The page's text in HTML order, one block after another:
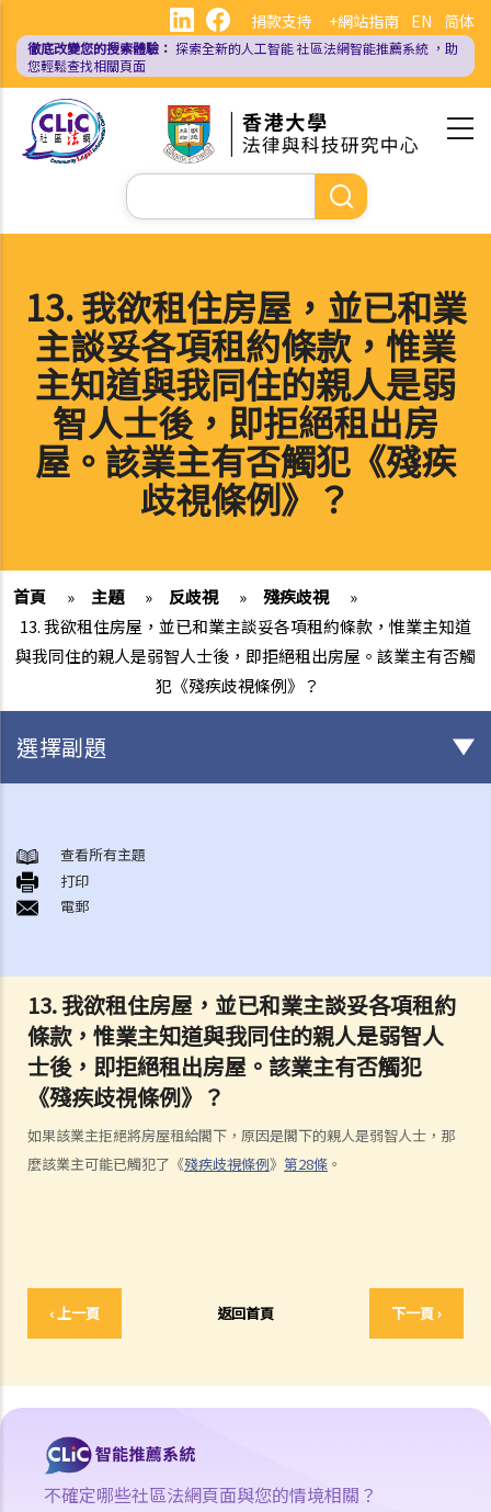
內
EN 简体
捐款支持 +網站指南
徹底改變您的搜索體驗： 探索全新的人工智能社區法網智能推薦系統 ，助
您輕鬆查找相關頁面
Search
13. 我欲租住房屋，並已和業
主談妥各項租約條款，惟業
主知道與我同住的親人是弱
智人士後，即拒絕租出房
屋。該業主有否觸犯《殘疾
歧視條例》？
首頁 » 主題 » 反歧視 » 殘疾歧視
»
13. 我欲租住房屋，並已和業主談妥各項租約條款，惟業主知道
與我同住的親人是弱智人士後，即拒絕租出房屋。該業主有否觸
犯《殘疾歧視條例》？
13. 我欲租住房屋，並已和業主談妥各項租約
條款，惟業主知道與我同住的親人是弱智人
士後，即拒絕租出房屋。該業主有否觸犯
《殘疾歧視條例》？
如果該業主拒絕將房屋租給閣下，原因是閣下的親人是弱智人士，那
麼該業主可能已觸犯了《殘疾歧視條例》 第28條 。
‹ 上一頁 返回首頁 下一頁 ›
選擇副題
1. 哪些香港法例是主要的反歧視法例?
2. 平等機會委員會（簡稱平機會）之職能是甚麼?
性別歧視
可以引用「真正的職業資格」作為性別歧視之豁免理由？
2. 就問題1 所述，如僱主被投訴或控告，他們是否需要證明「真正的職
業資格」確實存在，才可以免除性別歧視之法律責任？如在有關工作中
只有部分職務是以性別為「真正的職業資格」，情況會否不同？
3. 年齡如何會與性別歧視有關連？如在求職或購買貨品（或服務）時將
不同的年齡要求引用於男性及女性求職者或顧客，是否違法？
4. 怎樣為之性騷擾？《性別歧視條例》是否監管到在所有環境或場所發
7. 甚麼是婚姻狀況歧視？
8. 僱主可否因求職者懷孕而不予錄用？
作證而同樣受到歧視，是否亦可以提出投訴？
殘疾歧視
查看所有主題
打印
電郵
不確定哪些社區法網頁面與您的情境相關？